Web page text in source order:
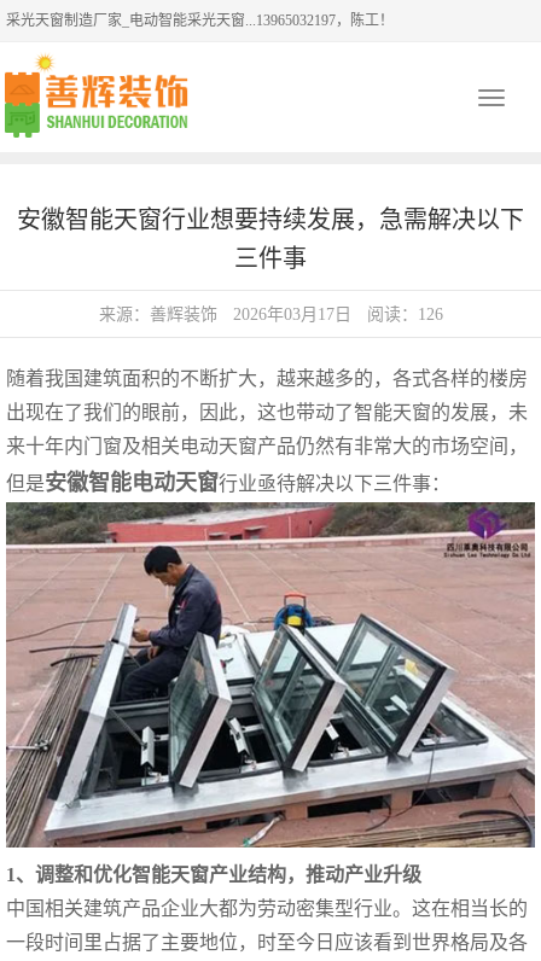
采光天窗制造厂家_电动智能采光天窗...13965032197，陈工！
Toggle
安徽智能天窗行业想要持续发展，急需解决以下
三件事
来源：善辉装饰 2026年03月17日 阅读：126
随着我国建筑面积的不断扩大，越来越多的，各式各样的楼房
出现在了我们的眼前，因此，这也带动了智能天窗的发展，未
来十年内门窗及相关电动天窗产品仍然有非常大的市场空间，
但是安徽智能电动天窗行业亟待解决以下三件事：
1、调整和优化智能天窗产业结构，推动产业升级
中国相关建筑产品企业大都为劳动密集型行业。这在相当长的
一段时间里占据了主要地位，时至今日应该看到世界格局及各